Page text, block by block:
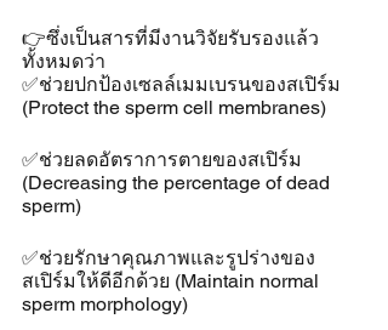
👉ซึ่งเป็นสารที่มีงานวิจัยรับรองแล้ว
ทั้งหมดว่า
✅ช่วยปกป้องเซลล์เมมเบรนของสเปิร์ม
(Protect the sperm cell membranes)
✅ช่วยลดอัตราการตายของสเปิร์ม
(Decreasing the percentage of dead
sperm)
✅ช่วยรักษาคุณภาพและรูปร่างของ
สเปิร์มให้ดีอีกด้วย (Maintain normal
sperm morphology)